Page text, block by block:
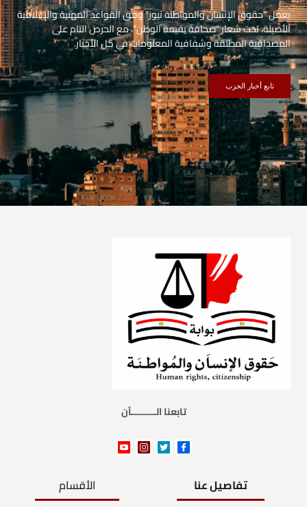
يعمل “حقوق الإنسان والمواطنة نيوز” وفق القواعد المهنية والإعلامية
الأصيلة، تحت شعار “صحافة بقيمة الوطن”، مع الحرص التام على
المصداقية المطلقة وشفافية المعلومات في كل الأخبار.
تابع أخبار الحزب
تابعنا الـــــــــآن
تفاصيل عنا الأقسام